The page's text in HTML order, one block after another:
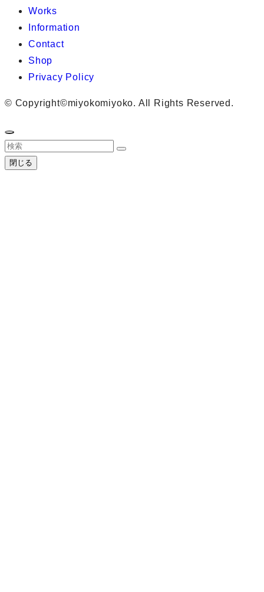
Works
Information
Contact
Shop
Privacy Policy
© Copyright©miyokomiyoko. All Rights Reserved.
閉じる